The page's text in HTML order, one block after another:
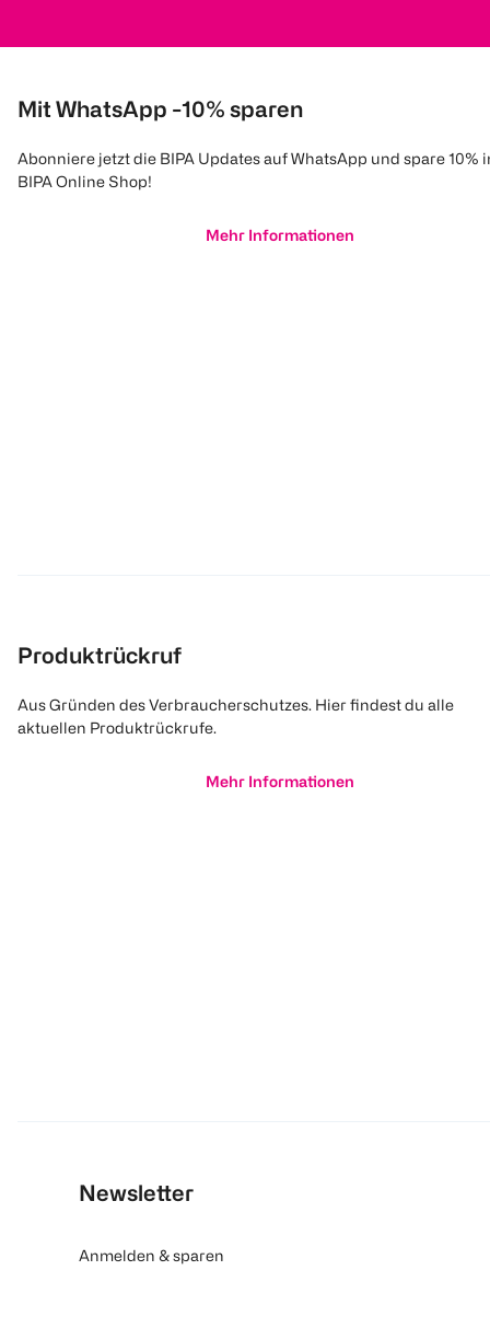
Mit WhatsApp -10% sparen
Abonniere jetzt die BIPA Updates auf WhatsApp und spare 10%
BIPA Online Shop!
Mehr Informationen
Produktrückruf
Aus Gründen des Verbraucherschutzes. Hier findest du alle
aktuellen Produktrückrufe.
Mehr Informationen
Newsletter
Anmelden & sparen